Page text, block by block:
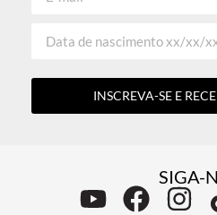
INSCREVA-SE E
SIGA-